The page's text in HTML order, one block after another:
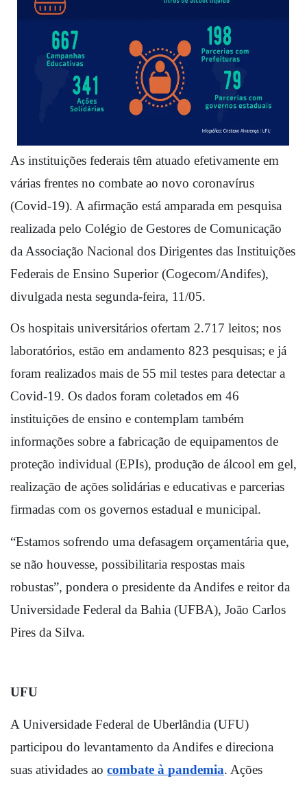
As instituições federais têm atuado efetivamente em
várias frentes no combate ao novo coronavírus
(Covid-19). A afirmação está amparada em pesquisa
realizada pelo Colégio de Gestores de Comunicação
da Associação Nacional dos Dirigentes das Instituições
Federais de Ensino Superior (Cogecom/Andifes),
divulgada nesta segunda-feira, 11/05.
Os hospitais universitários ofertam 2.717 leitos; nos
laboratórios, estão em andamento 823 pesquisas; e já
foram realizados mais de 55 mil testes para detectar a
Covid-19. Os dados foram coletados em 46
instituições de ensino e contemplam também
informações sobre a fabricação de equipamentos de
proteção individual (EPIs), produção de álcool em gel,
realização de ações solidárias e educativas e parcerias
firmadas com os governos estadual e municipal.
“Estamos sofrendo uma defasagem orçamentária que,
se não houvesse, possibilitaria respostas mais
robustas”, pondera o presidente da Andifes e reitor da
Universidade Federal da Bahia (UFBA), João Carlos
Pires da Silva.
UFU
A Universidade Federal de Uberlândia (UFU)
participou do levantamento da Andifes e direciona
suas atividades ao combate à pandemia. Ações